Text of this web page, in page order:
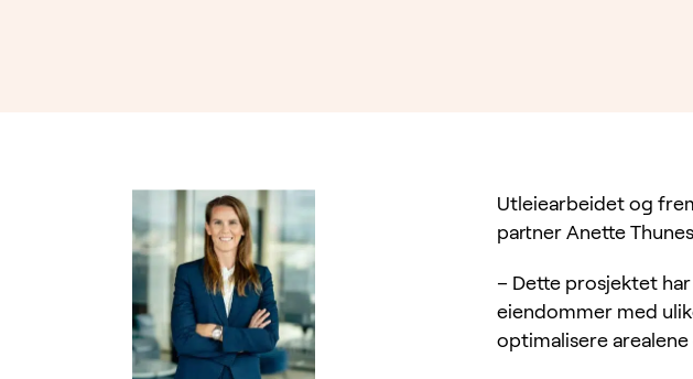
Utleiearbeidet og
partner Anette
– Dette prosjektet
eiendommer med
optimalisere